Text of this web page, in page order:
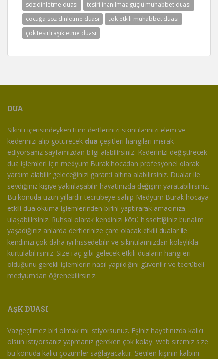
söz dinletme duası
tesiri inanılmaz güçlü muhabbet duası
çocuğa söz dinletme duası
çok etkili muhabbet duası
çok tesirli aşık etme duası
DUA
Sıkıntı içerisindeyken tüm dertlerinizi sıkıntılarınızı elem ve
kederinizi alıp götürecek dua çeşitleri hangileri merak
ediyorsanız sayfamızdan bilgi alabilirsiniz. Kaderinizi değiştirecek
dua işlemleri için medyum Burak hocadan profesyonel olarak
yardım alabilir geleceğinizi garanti altına alabilirsiniz. Dualar ile
sevdiğiniz kişiye yakınlaşabilir hayatınızda değişim yaratabilirsiniz.
Bu konuda uzun yıllardır tecrübeye sahip Medyum Burak hocaya
etkili dua okuma işlemlerinden birini yaptırarak amacınıza
ulaşabiilrsiniz. Ruhsal olarak kendinizi kötü hissettiğiniz bunalım
yaşadığınız anlarda dertlerinize çare olacak etkili dualar ile
kendinizi çok daha iyi hissedebilir ve sıkıntılarınızdan kolaylıkla
kurtulabilirsiniz. Size ilaç gibi gelecek etkili duaların hangileri
olduğunu gerekli işlemlerin nasıl yapıldığını güvenilir ve tecrübeli
medyumdan öğrenebilirsiniz.
AŞK DUASI
Vazgeçilmez biri olmak mı istiyorsunuz. Eşiniz hayatınızda kalıcı
olsun istiyorsanız yapmanız gereken çok kolay. Web sitemiz size
bu konuda kalıcı çözümler sağlayacaktır. Sevilen kişinin kalbini